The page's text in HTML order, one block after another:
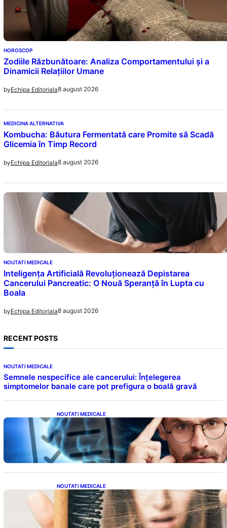
HOROSCOP
Zodiile Răzbunătoare: Analiza Comportamentului și a
Dinamicii Relațiilor Umane
byEchipa Editoriala8 august 2026
MEDICINA ALTERNATIVA
Kombucha: Băutura Fermentată care Promite să Scadă
Glicemia în Timp Record
byEchipa Editoriala8 august 2026
NOUTATI MEDICALE
Inteligența Artificială Revoluționează Depistarea
Cancerului Pancreatic: O Nouă Speranță în Lupta cu
Boala
byEchipa Editoriala8 august 2026
RECENT POSTS
NOUTATI MEDICALE
Semnele nespecifice ale cancerului: Înțelegerea
simptomelor banale care pot prefigura o boală gravă
NOUTATI MEDICALE
Inteligența dincolo de note: Semnele unui IQ
ridicat care nu țin de școală
NOUTATI MEDICALE
Semnele unei deficiențe de proteine:
Impactul asupra sănătății tale